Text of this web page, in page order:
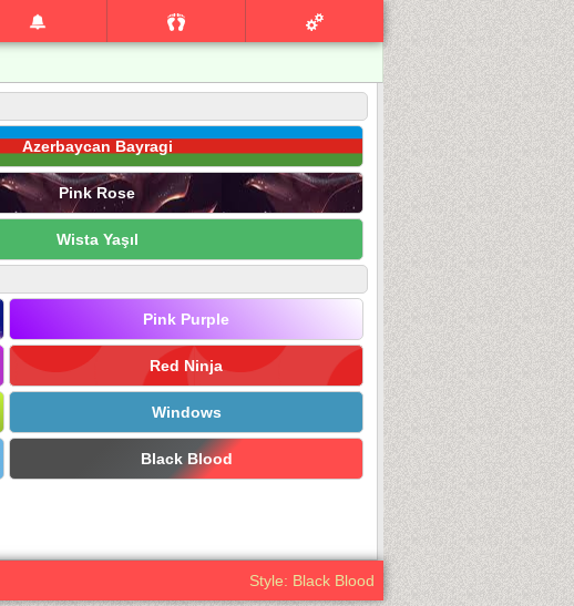
Azerbaycan Bayragi
Pink Rose
Wista Yaşıl
Pink Purple
Red Ninja
Windows
Black Blood
Style: Black Blood